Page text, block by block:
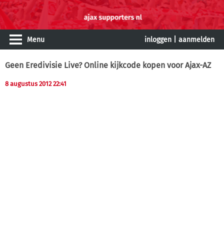
Menu inloggen aanmelden
Geen Eredivisie Live? Online kijkcode kopen voor Ajax-AZ
8 augustus 2012 22:41